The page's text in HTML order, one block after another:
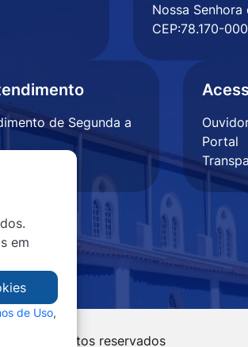
Nossa
CEP:78.170-000
de Segunda a
Portal
os direitos reservados
em
de Uso,